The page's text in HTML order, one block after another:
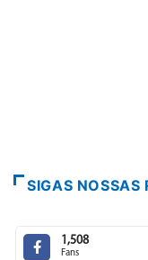
SIGAS NOSSAS
1,508
Fans